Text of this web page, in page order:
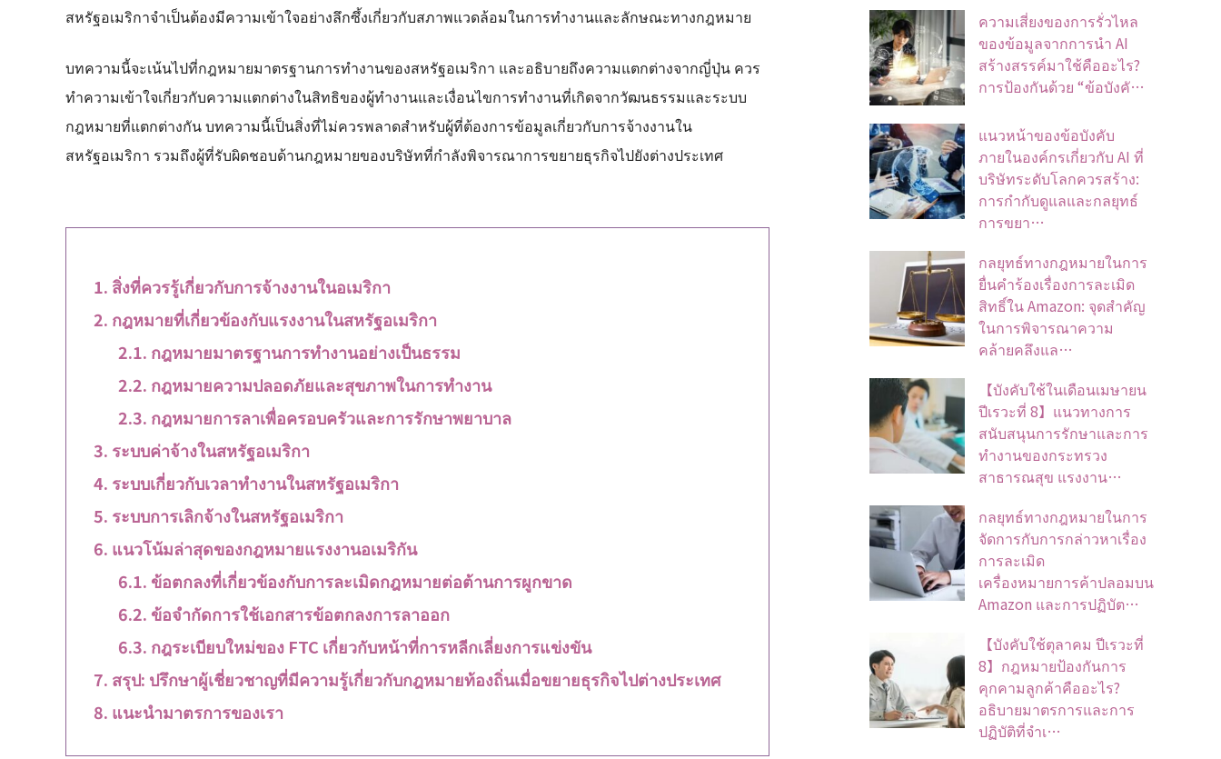
สหรัฐอเมริกาจำเป็นต้องมีความเข้าใจอย่างลึกซึ้งเกี่ยวกับสภาพแวดล้อมในการทำงานและลักษณะทางกฎหมาย
บทความนี้จะเน้นไปที่กฎหมายมาตรฐานการทำงานของสหรัฐอเมริกา และอธิบายถึงความแตกต่างจากญี่ปุ่น ควร
ทำความเข้าใจเกี่ยวกับความแตกต่างในสิทธิของผู้ทำงานและเงื่อนไขการทำงานที่เกิดจากวัฒนธรรมและระบบ
กฎหมายที่แตกต่างกัน บทความนี้เป็นสิ่งที่ไม่ควรพลาดสำหรับผู้ที่ต้องการข้อมูลเกี่ยวกับการจ้างงานใน
สหรัฐอเมริกา รวมถึงผู้ที่รับผิดชอบด้านกฎหมายของบริษัทที่กำลังพิจารณาการขยายธุรกิจไปยังต่างประเทศ
สิ่งที่ควรรู้เกี่ยวกับการจ้างงานในอเมริกา
กฎหมายที่เกี่ยวข้องกับแรงงานในสหรัฐอเมริกา
กฎหมายมาตรฐานการทำงานอย่างเป็นธรรม
กฎหมายความปลอดภัยและสุขภาพในการทำงาน
กฎหมายการลาเพื่อครอบครัวและการรักษาพยาบาล
ระบบค่าจ้างในสหรัฐอเมริกา
ระบบเกี่ยวกับเวลาทำงานในสหรัฐอเมริกา
ระบบการเลิกจ้างในสหรัฐอเมริกา
แนวโน้มล่าสุดของกฎหมายแรงงานอเมริกัน
ข้อตกลงที่เกี่ยวข้องกับการละเมิดกฎหมายต่อต้านการผูกขาด
ข้อจำกัดการใช้เอกสารข้อตกลงการลาออก
กฎระเบียบใหม่ของ FTC เกี่ยวกับหน้าที่การหลีกเลี่ยงการแข่งขัน
สรุป: ปรึกษาผู้เชี่ยวชาญที่มีความรู้เกี่ยวกับกฎหมายท้องถิ่นเมื่อขยายธุรกิจไปต่างประเทศ
แนะนำมาตรการของเรา
ความเสี่ยงของการรั่วไหล
ของข้อมูลจากการนำ AI
สร้างสรรค์มาใช้คืออะไร?
การป้องกันด้วย “ข้อบังคั…
แนวหน้าของข้อบังคับ
ภายในองค์กรเกี่ยวกับ AI ที่
บริษัทระดับโลกควรสร้าง:
การกำกับดูแลและกลยุทธ์
การขยา…
กลยุทธ์ทางกฎหมายในการ
ยื่นคำร้องเรื่องการละเมิด
สิทธิ์ใน Amazon: จุดสำคัญ
ในการพิจารณาความ
คล้ายคลึงแล…
【บังคับใช้ในเดือนเมษายน
ปีเรวะที่ 8】แนวทางการ
สนับสนุนการรักษาและการ
ทำงานของกระทรวง
สาธารณสุข แรงงาน…
กลยุทธ์ทางกฎหมายในการ
จัดการกับการกล่าวหาเรื่อง
การละเมิด
เครื่องหมายการค้าปลอมบน
Amazon และการปฏิบัต…
【บังคับใช้ตุลาคม ปีเรวะที่
8】กฎหมายป้องกันการ
คุกคามลูกค้าคืออะไร?
อธิบายมาตรการและการ
ปฏิบัติที่จำเ…